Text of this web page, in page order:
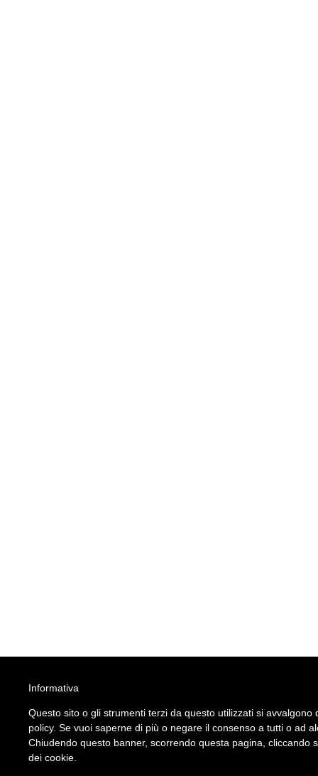
Informativa
Questo sito o gli strumenti terzi da questo utilizzati si
policy. Se vuoi saperne di più o negare il consenso a tutti o ad
Chiudendo questo banner, scorrendo questa pagina, cliccando
dei cookie.